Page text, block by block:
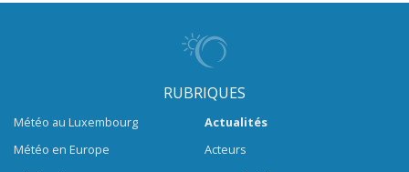
RUBRIQUES
Météo au Luxembourg
Météo en Europe
Actualités
Acteurs